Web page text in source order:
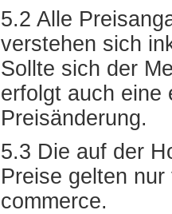
5.2 Alle
verstehen sich
Sollte sich der
erfolgt auch eine
Preisänderung.
5.3 Die auf der
Preise gelten
commerce.